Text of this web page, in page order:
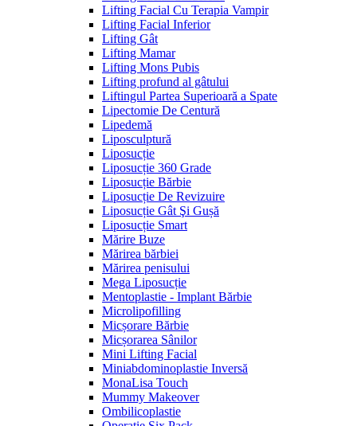
Lifting Facial Cu Terapia Vampir
Lifting Facial Inferior
Lifting Gât
Lifting Mamar
Lifting Mons Pubis
Lifting profund al gâtului
Liftingul Partea Superioară a Spate
Lipectomie De Centură
Lipedemă
Liposculptură
Liposucție
Liposucție 360 Grade
Liposucție Bărbie
Liposucție De Revizuire
Liposucție Gât Şi Gușă
Liposucție Smart
Mărire Buze
Mărirea bărbiei
Mărirea penisului
Mega Liposucție
Mentoplastie - Implant Bărbie
Microlipofilling
Micșorare Bărbie
Micșorarea Sânilor
Mini Lifting Facial
Miniabdominoplastie Inversă
MonaLisa Touch
Mummy Makeover
Ombilicoplastie